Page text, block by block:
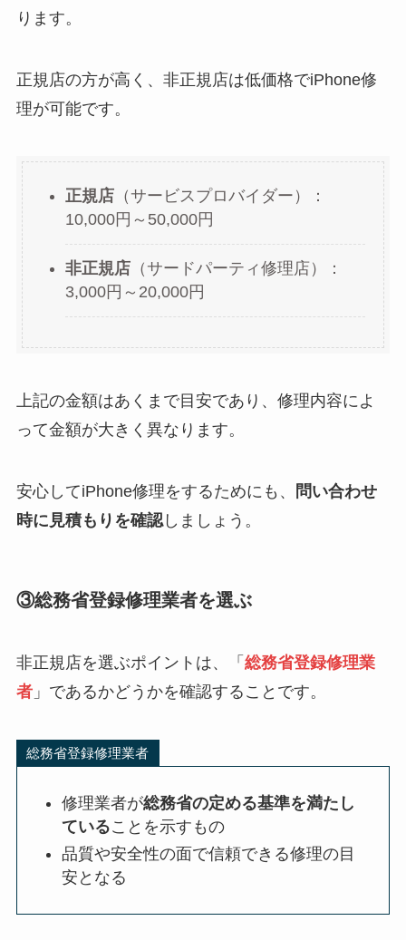
ります。
正規店の方が高く、非正規店は低価格でiPhone修
理が可能です。
正規店（サービスプロバイダー）：
10,000円～50,000円
非正規店（サードパーティ修理店）：
3,000円～20,000円
上記の金額はあくまで目安であり、修理内容によ
って金額が大きく異なります。
安心してiPhone修理をするためにも、
問い合わせ
時に見積もりを確認しましょう。
③総務省登録修理業者を選ぶ
非正規店を選ぶポイントは、「 総務省登録修理業
者」であるかどうかを確認することです。
総務省登録修理業者
修理業者が総務省の定める基準を満たし
ていることを示すもの
品質や安全性の面で信頼できる修理の目
安となる